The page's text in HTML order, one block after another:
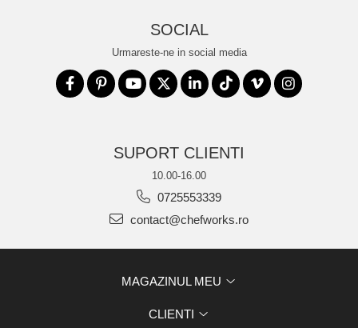
SOCIAL
Urmareste-ne in social media
SUPORT CLIENTI
10.00-16.00
0725553339
contact@chefworks.ro
MAGAZINUL MEU
CLIENTI